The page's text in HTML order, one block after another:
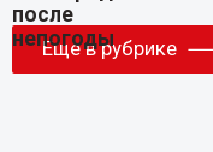
Еще в рубрике